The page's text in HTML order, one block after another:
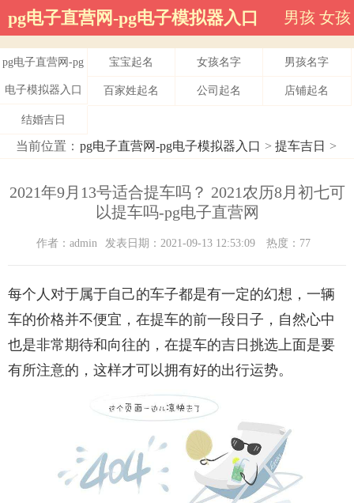
pg电子直营网-pg电子模拟器入口 男孩 女孩
pg电子直营网-pg
电子模拟器入口
宝宝起名 女孩名字 男孩名字
百家姓起名 公司起名 店铺起名
结婚吉日
当前位置： pg电子直营网-pg电子模拟器入口 > 提车吉日 >
2021年9月13号适合提车吗？ 2021农历8月初七可
以提车吗-pg电子直营网
作者：admin 发表日期：2021-09-13 12:53:09 热度：77
每个人对于属于自己的车子都是有一定的幻想，一辆
车的价格并不便宜，在提车的前一段日子，自然心中
也是非常期待和向往的，在提车的吉日挑选上面是要
有所注意的，这样才可以拥有好的出行运势。